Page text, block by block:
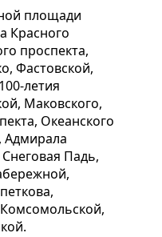
площади
Красного
проспекта,
Фастовской,
летия
Маковского,
Океанского
Адмирала
Падь,